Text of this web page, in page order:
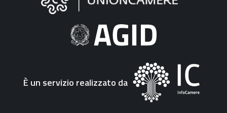
Elettronica"
È un servizio realizzato da